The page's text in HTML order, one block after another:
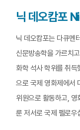
닉 데오캄포
닉 데오캄포는 다큐멘
신문방송학을 가르치
화학 석사 학위를 취
으로 국제 영화제에서
위원으로 활동하고,
룬 저서로 국제 펠로우